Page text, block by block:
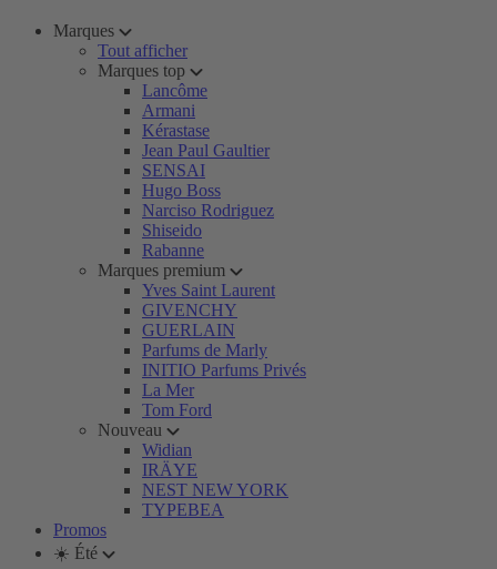
Marques
Tout afficher
Marques top
Lancôme
Armani
Kérastase
Jean Paul Gaultier
SENSAI
Hugo Boss
Narciso Rodriguez
Shiseido
Rabanne
Marques premium
Yves Saint Laurent
GIVENCHY
GUERLAIN
Parfums de Marly
INITIO Parfums Privés
La Mer
Tom Ford
Nouveau
Widian
IRÄYE
NEST NEW YORK
TYPEBEA
Promos
☀️ Été